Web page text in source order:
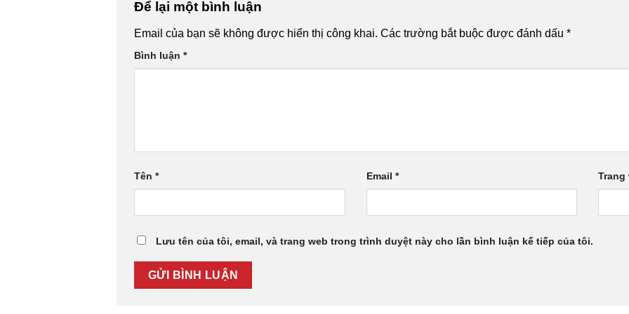
Để lại một bình luận
Email của bạn sẽ không được hiển thị công khai. Các trường bắt buộc được đánh dấu*
Bình luận*
Tên* Email * Trang
Lưu tên của tôi, email, và trang web trong trình duyệt này cho lần bình luận kế tiếp của tôi.